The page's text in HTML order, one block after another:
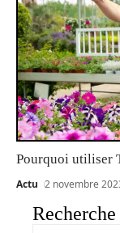
Pourquoi utiliser
Actu 2 novembre
Recherche